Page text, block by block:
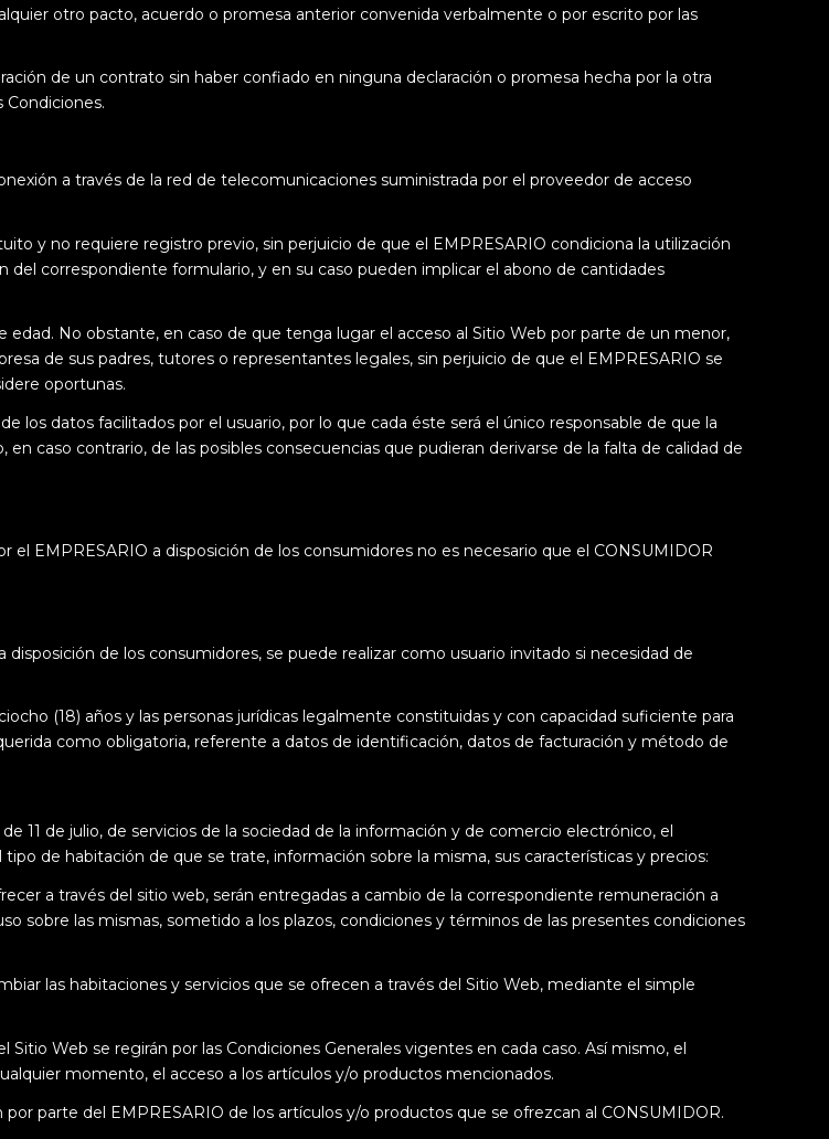
otro pacto, acuerdo o promesa anterior convenida verbalmente o por escrito por las
de un contrato sin haber confiado en ninguna declaración o promesa hecha por la otra
a través de la red de telecomunicaciones suministrada por el proveedor de acceso
y no requiere registro previo, sin perjuicio de que el EMPRESARIO condiciona la utilización
correspondiente formulario, y en su caso pueden implicar el abono de cantidades
No obstante, en caso de que tenga lugar el acceso al Sitio Web por parte de un menor,
de sus padres, tutores o representantes legales, sin perjuicio de que el EMPRESARIO se
oportunas.
los datos facilitados por el usuario, por lo que cada éste será el único responsable de que la
caso contrario, de las posibles consecuencias que pudieran derivarse de la falta de calidad de
EMPRESARIO a disposición de los consumidores no es necesario que el CONSUMIDOR
de los consumidores, se puede realizar como usuario invitado si necesidad de
(18) años y las personas jurídicas legalmente constituidas y con capacidad suficiente para
como obligatoria, referente a datos de identificación, datos de facturación y método de
11 de julio, de servicios de la sociedad de la información y de comercio electrónico, el
de habitación de que se trate, información sobre la misma, sus características y precios:
a través del sitio web, serán entregadas a cambio de la correspondiente remuneración a
sobre las mismas, sometido a los plazos, condiciones y términos de las presentes condiciones
las habitaciones y servicios que se ofrecen a través del Sitio Web, mediante el simple
Web se regirán por las Condiciones Generales vigentes en cada caso. Así mismo, el
momento, el acceso a los artículos y/o productos mencionados.
parte del EMPRESARIO de los artículos y/o productos que se ofrezcan al CONSUMIDOR.